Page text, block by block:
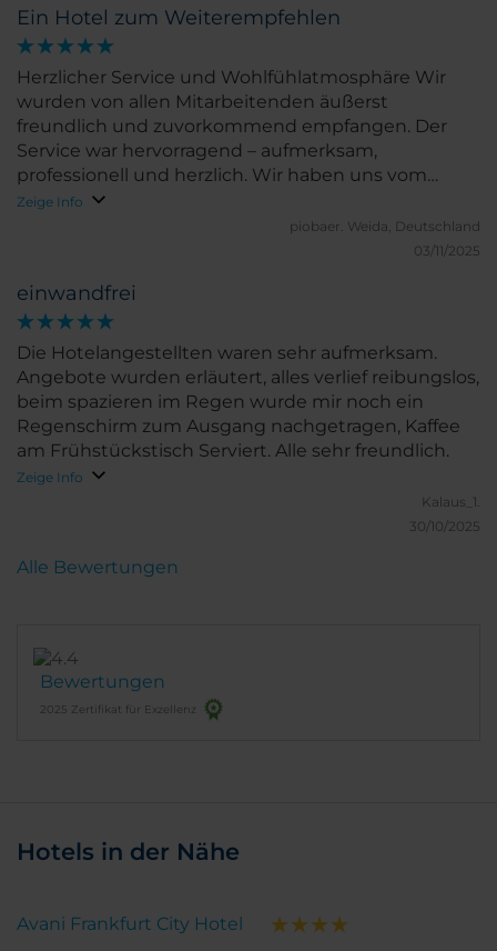
Ein Hotel zum Weiterempfehlen
Herzlicher Service und Wohlfühlatmosphäre Wir
wurden von allen Mitarbeitenden äußerst
freundlich und zuvorkommend empfangen. Der
Service war hervorragend – aufmerksam,
professionell und herzlich. Wir haben uns vom
ersten Moment an sehr wohl gefühlt. Ein Hotel, das
wir uneingeschränkt weiterempfehlen können!
Zeige Info
piobaer. Weida, Deutschland
03/11/2025
einwandfrei
Die Hotelangestellten waren sehr aufmerksam.
Angebote wurden erläutert, alles verlief reibungslos,
beim spazieren im Regen wurde mir noch ein
Regenschirm zum Ausgang nachgetragen, Kaffee
am Frühstückstisch Serviert. Alle sehr freundlich.
Zeige Info
Kalaus_1.
30/10/2025
Bewertungen
2025 Zertifikat für Exzellenz
Alle Bewertungen
Hotels in der Nähe
Avani Frankfurt City Hotel